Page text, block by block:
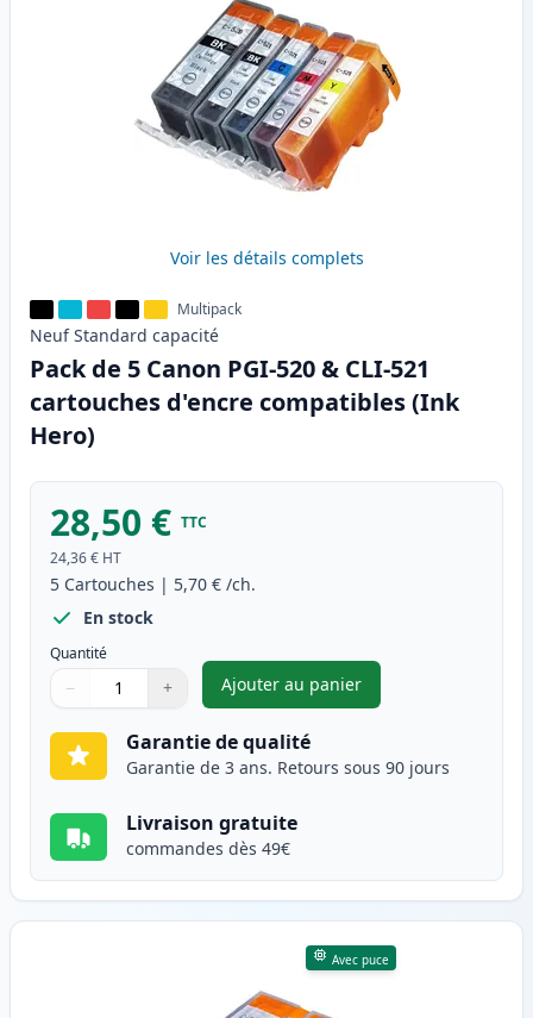
Voir les détails complets
Multipack
Neuf Standard capacité
Pack de 5 Canon PGI-520 & CLI-521
cartouches d'encre compatibles (Ink
Hero)
28,50 € TTC
24,36 € HT
5 Cartouches | 5,70 € /ch.
En stock
Quantité
Quantité
Utilisez les boutons pour ajuster
− +
Quantité
Ajouter au panier
,Pack de 5 Canon PGI-520 &
Garantie de qualité
Garantie de 3 ans. Retours sous 90 jours
Livraison gratuite
commandes dès 49€
Avec puce